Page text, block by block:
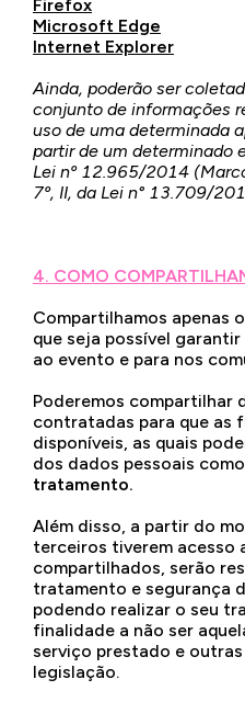
Firefox
Microsoft Edge
Internet Explorer
Ainda, poderão ser
conjunto de informações
uso de uma determinada
partir de um determinado
Lei nº 12.965/2014
7º, II, da Lei n° 13.709/
4. COMO
Compartilhamos apenas
que seja possível
ao evento e para nos
Poderemos compartilhar
contratadas para que as
disponíveis, as quais
dos dados pessoais como
tratamento.
Além disso, a partir do
terceiros tiverem acesso
compartilhados, serão
tratamento e segurança
podendo realizar o seu
finalidade a não ser
serviço prestado e
legislação.